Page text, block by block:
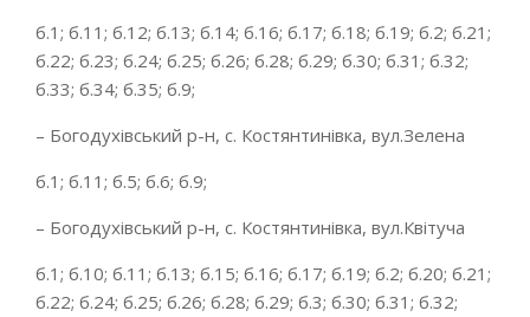
б.1; б.11; б.12; б.13; б.14; б.16; б.17; б.18; б.19; б.2; б.21;
б.22; б.23; б.24; б.25; б.26; б.28; б.29; б.30; б.31; б.32;
б.33; б.34; б.35; б.9;
– Богодухівський р-н, с. Костянтинівка, вул.Зелена
б.1; б.11; б.5; б.6; б.9;
– Богодухівський р-н, с. Костянтинівка, вул.Квітуча
б.1; б.10; б.11; б.13; б.15; б.16; б.17; б.19; б.2; б.20; б.21;
б.22; б.24; б.25; б.26; б.28; б.29; б.3; б.30; б.31; б.32;